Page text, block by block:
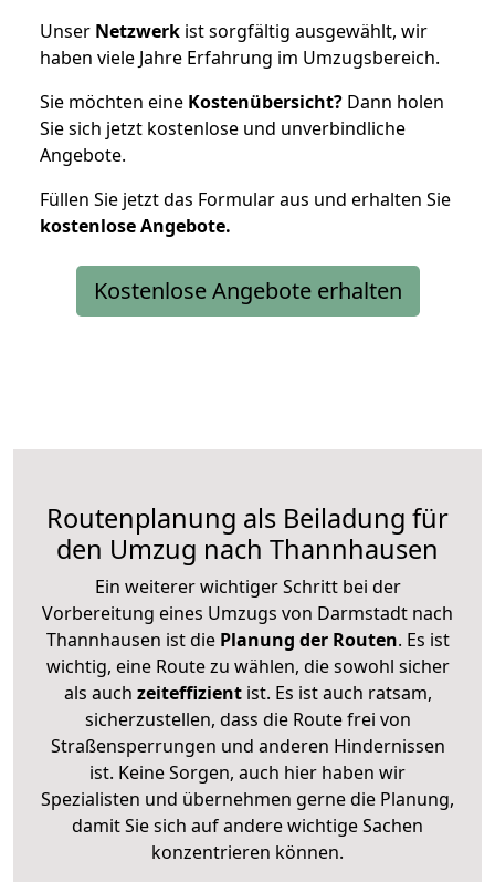
Unser Netzwerk ist sorgfältig ausgewählt, wir
haben viele Jahre Erfahrung im Umzugsbereich.
Sie möchten eine Kostenübersicht? Dann holen
Sie sich jetzt kostenlose und unverbindliche
Angebote.
Füllen Sie jetzt das Formular aus und erhalten Sie
kostenloseAngebote.
Kostenlose Angebote erhalten
Routenplanung als Beiladung für
den Umzug nach Thannhausen
Ein weiterer wichtiger Schritt bei der
Vorbereitung eines Umzugs von Darmstadt nach
Thannhausen ist diePlanung der Routen. Es ist
wichtig, eine Route zu wählen, die sowohl sicher
als auch zeiteffizientist. Es ist auch ratsam,
sicherzustellen, dass die Route frei von
Straßensperrungen und anderen Hindernissen
ist. Keine Sorgen, auch hier haben wir
Spezialisten und übernehmen gerne die Planung,
damit Sie sich auf andere wichtige Sachen
konzentrieren können.